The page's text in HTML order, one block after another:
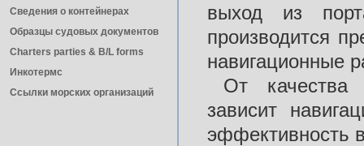
Сведения о контейнерах
Образцы судовых документов
Charters parties & B/L forms
Инкотермс
Ссылки морских организаций
выход из
производится
навигационные
От качества
зависит
эффективность